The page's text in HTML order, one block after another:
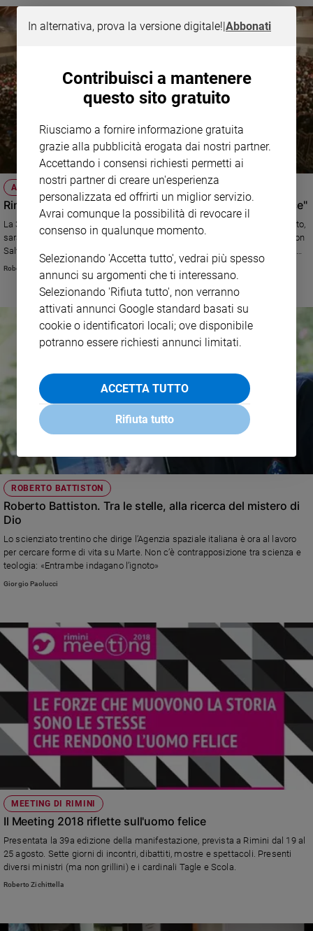
ATTUALITÀ
Rimini: al via il Meeting 2018, che riflette su "l'uomo felice"
La 39a edizione della manifestazione, prevista a Rimini dal 19 al 25 agosto,
sarà snobbata dai grillini, ma parteciperanno vari ministri leghisti (però non
Salvini). Grande attenzione ai temi dell'economia e della scienza. Attesi i
cardinali Tegle e Scola.
Roberto Zichittella
ROBERTO BATTISTON
Roberto Battiston. Tra le stelle, alla ricerca del mistero di
Dio
Lo scienziato trentino che dirige l’Agenzia spaziale italiana è ora al lavoro
per cercare forme di vita su Marte. Non c’è contrapposizione tra scienza e
teologia: «Entrambe indagano l’ignoto»
Giorgio Paolucci
MEETING DI RIMINI
Il Meeting 2018 riflette sull'uomo felice
Presentata la 39a edizione della manifestazione, prevista a Rimini dal 19 al
25 agosto. Sette giorni di incontri, dibattiti, mostre e spettacoli. Presenti
diversi ministri (ma non grillini) e i cardinali Tagle e Scola.
Roberto Zichittella
In alternativa, prova la versione digitale!|Abbonati
Contribuisci a mantenere
questo sito gratuito
Riusciamo a fornire informazione gratuita
grazie alla pubblicità erogata dai nostri partner.
Accettando i consensi richiesti permetti ai
nostri partner di creare un'esperienza
personalizzata ed offrirti un miglior servizio.
Avrai comunque la possibilità di revocare il
consenso in qualunque momento.
Selezionando 'Accetta tutto', vedrai più spesso
annunci su argomenti che ti interessano.
Selezionando 'Rifiuta tutto', non verranno
attivati annunci Google standard basati su
cookie o identificatori locali; ove disponibile
potranno essere richiesti annunci limitati.
ACCETTA TUTTO
Rifiuta tutto